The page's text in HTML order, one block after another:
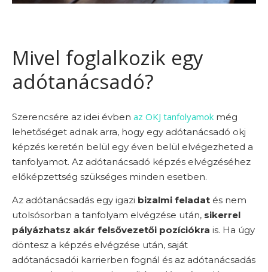
Mivel foglalkozik egy
adótanácsadó?
Szerencsére az idei évben az OKJ tanfolyamok még
lehetőséget adnak arra, hogy egy adótanácsadó okj
képzés keretén belül egy éven belül elvégezheted a
tanfolyamot. Az adótanácsadó képzés elvégzéséhez
előképzettség szükséges minden esetben.
Az adótanácsadás egy igazi bizalmi feladat és nem
utolsósorban a tanfolyam elvégzése után, sikerrel
pályázhatsz akár felsővezetői pozíciókra is. Ha úgy
döntesz a képzés elvégzése után, saját
adótanácsadói karrierben fognál és az adótanácsadás